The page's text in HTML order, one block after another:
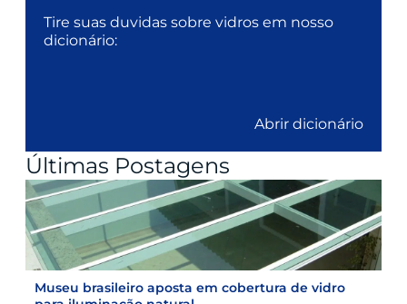
Tire suas duvidas sobre vidros em nosso
dicionário:
Abrir dicionário
Últimas Postagens
Museu brasileiro aposta em cobertura de vidro